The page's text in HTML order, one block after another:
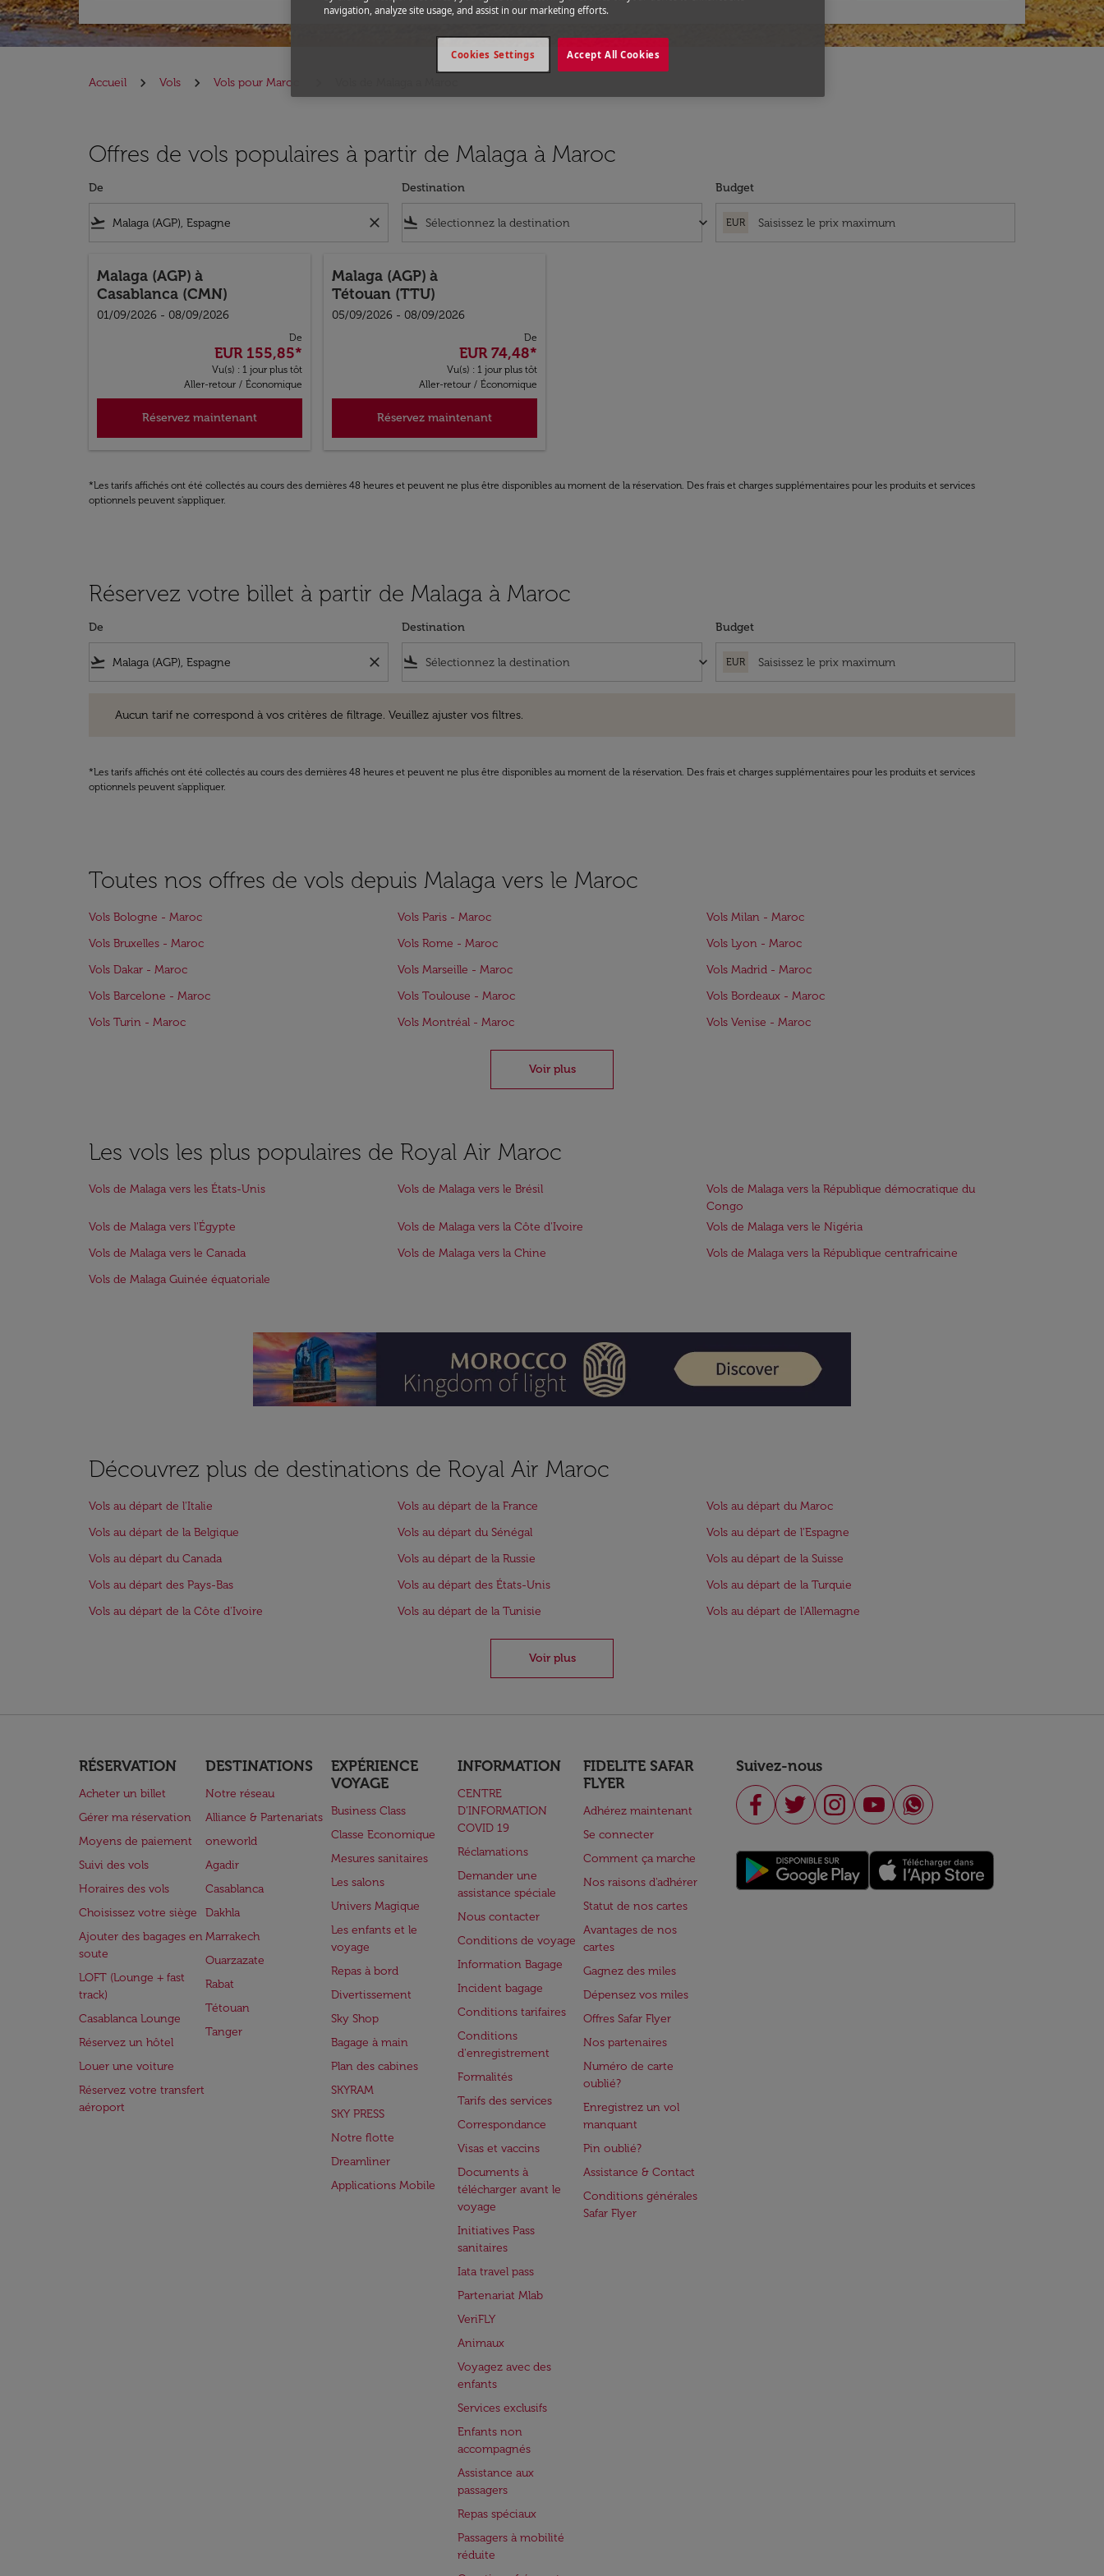
Accueil Vols Vols pour Maroc
Offres de vols populaires à partir de Malaga à Maroc
De
flight_takeoff close
Destination
flight_land keyboard_arrow_down
Budget
EUR
Malaga (AGP) à
Casablanca (CMN)
01/09/2026 - 08/09/2026
De
EUR 155,85*
Vu(s) : 1 jour plus tôt
Aller-retour / Économique
Réservez maintenant
Malaga (AGP) à
Tétouan (TTU)
05/09/2026 - 08/09/2026
De
EUR 74,48*
Vu(s) : 1 jour plus tôt
Aller-retour / Économique
Réservez maintenant
*Les tarifs affichés ont été collectés au cours des dernières 48 heures et peuvent ne plus être disponibles au moment de la réservation. Des frais et charges supplémentaires pour les produits et services
optionnels peuvent s'appliquer.
Réservez votre billet à partir de Malaga à Maroc
De
flight_takeoff close
Destination
flight_land keyboard_arrow_down
Budget
EUR
Aucun tarif ne correspond à vos critères de filtrage. Veuillez ajuster vos filtres.
*Les tarifs affichés ont été collectés au cours des dernières 48 heures et peuvent ne plus être disponibles au moment de la réservation. Des frais et charges supplémentaires pour les produits et services
optionnels peuvent s'appliquer.
Toutes nos offres de vols depuis Malaga vers le Maroc
Vols Bologne - Maroc Vols Paris - Maroc
Vols Milan - Maroc
Vols Bruxelles - Maroc
Vols Rome - Maroc
Vols Lyon - Maroc
Vols Dakar - Maroc
Vols Marseille - Maroc
Vols Madrid - Maroc
Vols Barcelone - Maroc
Vols Toulouse - Maroc
Vols Bordeaux - Maroc
Vols Turin - Maroc
Vols Montréal - Maroc Vols Venise - Maroc
Voir plus
Les vols les plus populaires de Royal Air Maroc
Vols de Malaga vers les États-Unis Vols de Malaga vers le Brésil
Vols de Malaga vers la République démocratique du
Congo
Vols de Malaga vers l'Égypte
Vols de Malaga vers la Côte d'Ivoire
Vols de Malaga vers le Nigéria
Vols de Malaga vers le Canada
Vols de Malaga vers la Chine
Vols de Malaga vers la République centrafricaine
Vols de Malaga Guinée équatoriale
Découvrez plus de destinations de Royal Air Maroc
Vols au départ de l'Italie Vols au départ de la France
Vols au départ du Maroc
Vols au départ de la Belgique
Vols au départ du Sénégal
Vols au départ de l'Espagne
Vols au départ du Canada
Vols au départ de la Russie
Vols au départ de la Suisse
Vols au départ des Pays-Bas
Vols au départ des États-Unis
Vols au départ de la Turquie
Vols au départ de la Côte d'Ivoire
Vols au départ de la Tunisie Vols au départ de l'Allemagne
Voir plus
RÉSERVATION
Acheter un billet
Gérer ma réservation
Moyens de paiement
Suivi des vols
Horaires des vols
Choisissez votre siège
Ajouter des bagages en
soute
LOFT (Lounge + fast
track)
Casablanca Lounge
Réservez un hôtel
Louer une voiture
Réservez votre transfert
aéroport
DESTINATIONS
Notre réseau
Alliance & Partenariats
oneworld
Agadir
Casablanca
Dakhla
Marrakech
Ouarzazate
Rabat
Tétouan
Tanger
EXPÉRIENCE
VOYAGE
Business Class
Classe Economique
Mesures sanitaires
Les salons
Univers Magique
Les enfants et le
voyage
Repas à bord
Divertissement
Sky Shop
Bagage à main
Plan des cabines
SKYRAM
SKY PRESS
Notre flotte
Dreamliner
Applications Mobile
INFORMATION
CENTRE
D’INFORMATION
COVID 19
Réclamations
Demander une
assistance spéciale
Nous contacter
Conditions de voyage
Information Bagage
Incident bagage
Conditions tarifaires
Conditions
d'enregistrement
Formalités
Tarifs des services
Correspondance
Visas et vaccins
Documents à
télécharger avant le
voyage
Initiatives Pass
sanitaires
Iata travel pass
Partenariat Mlab
VeriFLY
Animaux
Voyagez avec des
enfants
Services exclusifs
Enfants non
accompagnés
Assistance aux
passagers
Repas spéciaux
Passagers à mobilité
réduite
FIDELITE SAFAR
FLYER
Adhérez maintenant
Se connecter
Comment ça marche
Nos raisons d'adhérer
Statut de nos cartes
Avantages de nos
cartes
Gagnez des miles
Dépensez vos miles
Offres Safar Flyer
Nos partenaires
Numéro de carte
oublié?
Enregistrez un vol
manquant
Pin oublié?
Assistance & Contact
Conditions générales
Safar Flyer
Suivez-nous
navigation, analyze site usage, and assist in our marketing efforts.
Accept All Cookies
Cookies Settings